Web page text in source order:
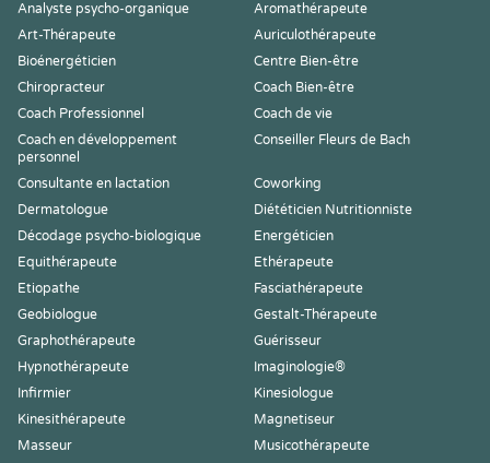
Analyste psycho-organique
Aromathérapeute
Art-Thérapeute
Auriculothérapeute
Bioénergéticien
Centre Bien-être
Chiropracteur
Coach Bien-être
Coach Professionnel
Coach de vie
Coach en développement
personnel
Conseiller Fleurs de Bach
Consultante en lactation
Coworking
Dermatologue
Diététicien Nutritionniste
Décodage psycho-biologique
Energéticien
Equithérapeute
Ethérapeute
Etiopathe
Fasciathérapeute
Geobiologue
Gestalt-Thérapeute
Graphothérapeute
Guérisseur
Hypnothérapeute
Imaginologie®
Infirmier
Kinesiologue
Kinesithérapeute
Magnetiseur
Masseur
Musicothérapeute